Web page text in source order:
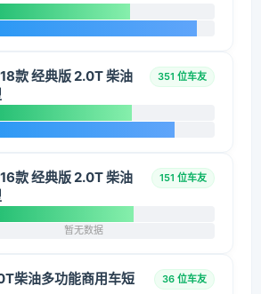
款 经典版 2.0T 柴油
351 位车友
款 经典版 2.0T 柴油
151 位车友
暂无数据
柴油多功能商用车短
36 位车友